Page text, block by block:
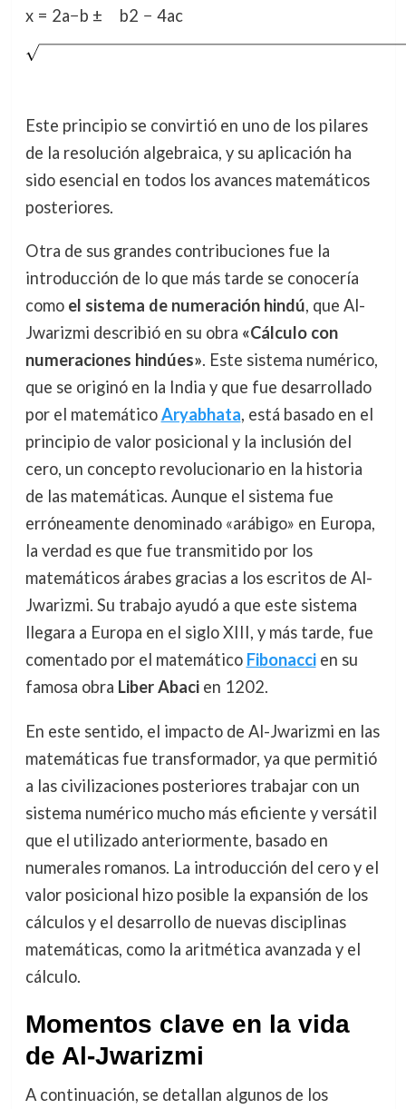
x = 2a−b ± b2 − 4ac
Este principio se convirtió en uno de los pilares
de la resolución algebraica, y su aplicación ha
sido esencial en todos los avances matemáticos
posteriores.
Otra de sus grandes contribuciones fue la
introducción de lo que más tarde se conocería
como el sistema de numeración hindú, que Al-
Jwarizmi describió en su obra «Cálculo con
numeraciones hindúes». Este sistema numérico,
que se originó en la India y que fue desarrollado
por el matemáticoAryabhata, está basado en el
principio de valor posicional y la inclusión del
cero, un concepto revolucionario en la historia
de las matemáticas. Aunque el sistema fue
erróneamente denominado «arábigo» en Europa,
la verdad es que fue transmitido por los
matemáticos árabes gracias a los escritos de Al-
Jwarizmi. Su trabajo ayudó a que este sistema
llegara a Europa en el siglo XIII, y más tarde, fue
comentado por el matemático Fibonaccien su
famosa obra Liber Abacien 1202.
En este sentido, el impacto de Al-Jwarizmi en las
matemáticas fue transformador, ya que permitió
a las civilizaciones posteriores trabajar con un
sistema numérico mucho más eficiente y versátil
que el utilizado anteriormente, basado en
numerales romanos. La introducción del cero y el
valor posicional hizo posible la expansión de los
cálculos y el desarrollo de nuevas disciplinas
matemáticas, como la aritmética avanzada y el
cálculo.
Momentos clave en la vida
de Al-Jwarizmi
A continuación, se detallan algunos de los